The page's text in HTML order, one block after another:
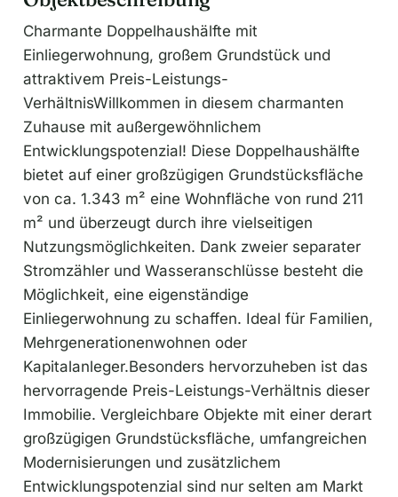
Charmante Doppelhaushälfte mit
Einliegerwohnung, großem Grundstück und
attraktivem Preis-Leistungs-
VerhältnisWillkommen in diesem charmanten
Zuhause mit außergewöhnlichem
Entwicklungspotenzial! Diese Doppelhaushälfte
bietet auf einer großzügigen Grundstücksfläche
von ca. 1.343 m² eine Wohnfläche von rund 211
m² und überzeugt durch ihre vielseitigen
Nutzungsmöglichkeiten. Dank zweier separater
Stromzähler und Wasseranschlüsse besteht die
Möglichkeit, eine eigenständige
Einliegerwohnung zu schaffen. Ideal für Familien,
Mehrgenerationenwohnen oder
Kapitalanleger.Besonders hervorzuheben ist das
hervorragende Preis-Leistungs-Verhältnis dieser
Immobilie. Vergleichbare Objekte mit einer derart
großzügigen Grundstücksfläche, umfangreichen
Modernisierungen und zusätzlichem
Entwicklungspotenzial sind nur selten am Markt